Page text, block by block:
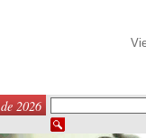
2026